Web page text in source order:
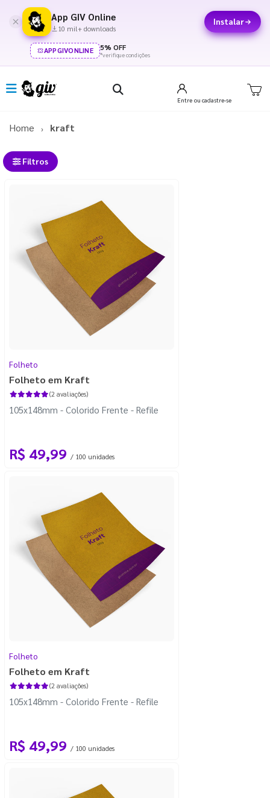
App GIV Online
10 mil+ downloads
Instalar
APPGIVONLINE 5% OFF
*verifique condições
Entre ou cadastre-se
Home kraft
Filtros
Folheto
Folheto em Kraft
(2 avaliações)
105x148mm - Colorido Frente - Refile
R$ 49,99 / 100 unidades
Folheto
Folheto em Kraft
(2 avaliações)
105x148mm - Colorido Frente - Refile
R$ 49,99 / 100 unidades